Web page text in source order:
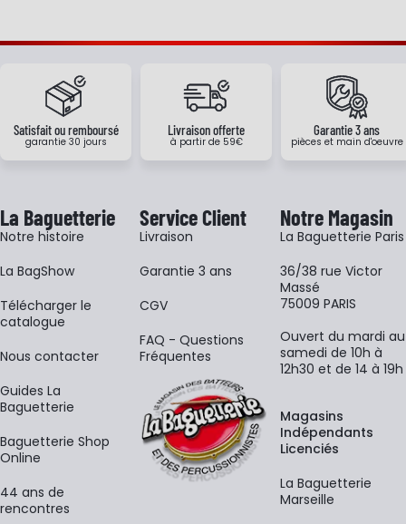
Satisfait ou remboursé
garantie 30 jours
Livraison offerte
à partir de 59€
Garantie 3 ans
pièces et main d'oeuvre
La Baguetterie
Notre histoire
La BagShow
​Télécharger le
catalogue
Nous contacter
Guides La
Baguetterie
Baguetterie Shop
Online
44 ans de
rencontres
Service Client
Livraison
Garantie 3 ans
CGV
FAQ - Questions
Fréquentes
Notre Magasin
La Baguetterie Paris
36/38 rue Victor
Massé
75009 PARIS
Ouvert du mardi au
samedi de 10h à
12h30 et de 14 à 19h
Magasins
Indépendants
Licenciés
La Baguetterie
Marseille